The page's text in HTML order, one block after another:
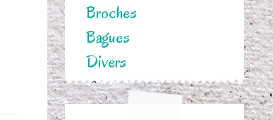
Broches
Bagues
Divers